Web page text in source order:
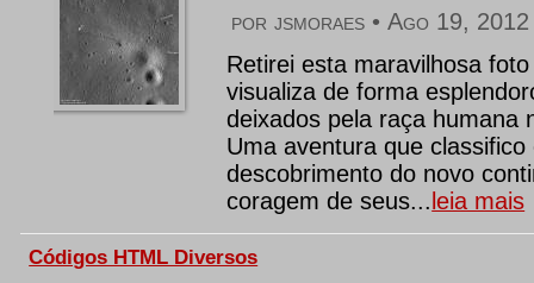
por jsmoraes •Ago 19, 2012
Retirei esta maravilhosa
visualiza de forma
deixados pela raça humana
Uma aventura que
descobrimento do novo
coragem de seus... leia mais
Códigos HTML Diversos